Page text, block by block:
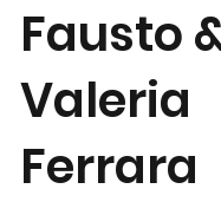
Fausto
Valeria
Ferrara